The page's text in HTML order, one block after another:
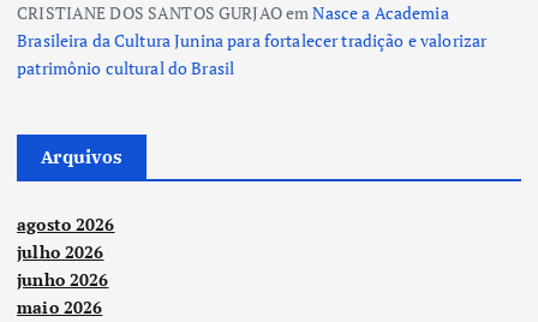
CRISTIANE DOS SANTOS GURJAOemNasce a Academia
Brasileira da Cultura Junina para fortalecer tradição e valorizar
patrimônio cultural do Brasil
Arquivos
agosto 2026
julho 2026
junho 2026
maio 2026